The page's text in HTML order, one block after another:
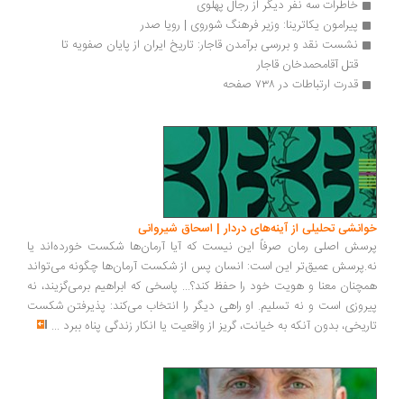
خاطرات سه نفر دیگر از رجال پهلوی
پیرامون یکاترینا: وزیر فرهنگ شوروی | رویا صدر
نشست نقد و بررسی برآمدن قاجار: تاریخ ایران از پایان صفویه تا
قتل آقامحمدخان قاجار
قدرت ارتباطات در ۷۳۸ صفحه
تحلیلی از آینه‌های دردار | اسحاق شیروانی
اصلی رمان صرفاً این نیست که آیا آرمان‌ها شکست خورده‌اند یا
عمیق‌تر این است: انسان پس از شکست آرمان‌ها چگونه می‌تواند
معنا و هویت خود را حفظ کند؟... پاسخی که ابراهیم برمی‌گزیند، نه
است و نه تسلیم. او راهی دیگر را انتخاب می‌کند: پذیرفتن شکست
بدون آنکه به خیانت، گریز از واقعیت یا انکار زندگی پناه ببرد...